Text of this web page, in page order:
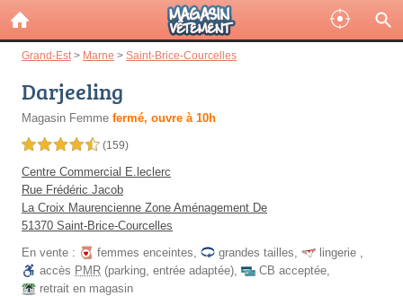
Grand-Est > Marne > Saint-Brice-Courcelles
Darjeeling
Magasin Femme fermé, ouvre à 10h
4,5 étoiles sur 5 (159)
Centre Commercial E.leclerc
Rue Frédéric Jacob
La Croix Maurencienne Zone Aménagement De
51370 Saint-Brice-Courcelles
En vente :
femmes enceintes, grandes tailles, lingerie ,
accès PMR (parking, entrée adaptée), CB acceptée,
retrait en magasin